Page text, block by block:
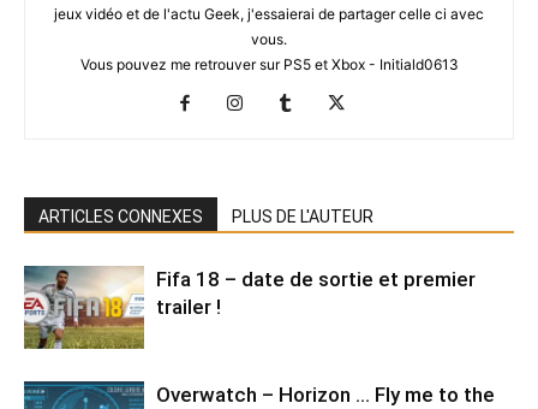
jeux vidéo et de l'actu Geek, j'essaierai de partager celle ci avec
vous.
Vous pouvez me retrouver sur PS5 et Xbox - Initiald0613
ARTICLES CONNEXES PLUS DE L'AUTEUR
Fifa 18 – date de sortie et premier
trailer !
Overwatch – Horizon … Fly me to the